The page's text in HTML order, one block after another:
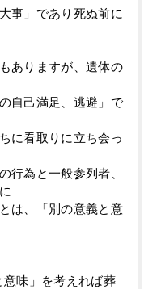
事」であり死ぬ前に
ありますが、遺体の
自己満足、逃避」で
に看取りに立ち会っ
行為と一般参列者、
は、「別の意義と意
味」を考えれば葬